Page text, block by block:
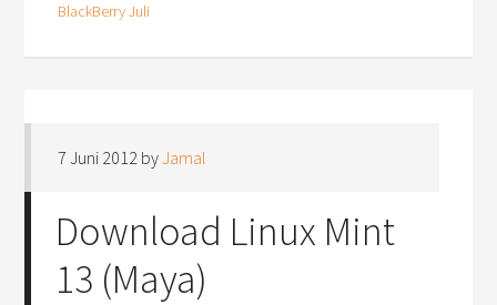
BlackBerry Juli
7 Juni 2012 byJamal
Download Linux Mint
13 (Maya)